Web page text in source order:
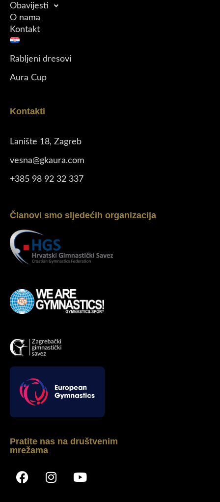
Obavijesti
O nama
Kontakt
Rabljeni dresovi
Aura Cup
Kontakti
Lanište 18, Zagreb
vesna@gkaura.com
+385 98 92 32 337
Članovi smo sljedećih organizacija
Pratite nas na društvenim
mrežama